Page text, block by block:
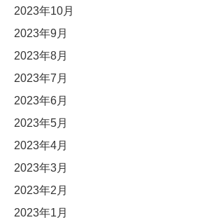
2023年10月
2023年9月
2023年8月
2023年7月
2023年6月
2023年5月
2023年4月
2023年3月
2023年2月
2023年1月